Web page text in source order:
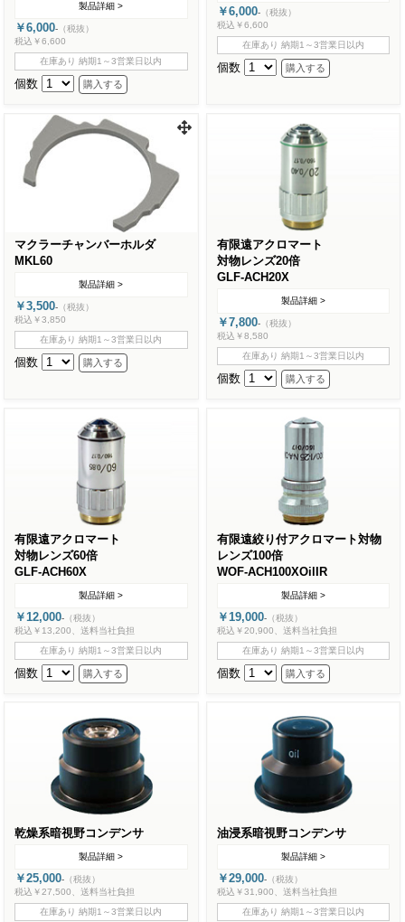
製品詳細 >
￥6,000- （税抜）
税込￥6,600
在庫あり 納期1～3営業日以内
個数
￥6,000- （税抜）
税込￥6,600
在庫あり 納期1～3営業日以内
個数
マクラーチャンバーホルダ
MKL60
製品詳細 >
￥3,500- （税抜）
税込￥3,850
在庫あり 納期1～3営業日以内
個数
有限遠アクロマート
対物レンズ20倍
GLF-ACH20X
製品詳細 >
￥7,800- （税抜）
税込￥8,580
在庫あり 納期1～3営業日以内
個数
有限遠アクロマート
対物レンズ60倍
GLF-ACH60X
製品詳細 >
￥12,000- （税抜）
税込￥13,200、送料当社負担
在庫あり 納期1～3営業日以内
個数
有限遠絞り付アクロマート対物
レンズ100倍
WOF-ACH100XOilIR
製品詳細 >
￥19,000- （税抜）
税込￥20,900、送料当社負担
在庫あり 納期1～3営業日以内
個数
乾燥系暗視野コンデンサ
製品詳細 >
￥25,000- （税抜）
税込￥27,500、送料当社負担
在庫あり 納期1～3営業日以内
油浸系暗視野コンデンサ
製品詳細 >
￥29,000- （税抜）
税込￥31,900、送料当社負担
在庫あり 納期1～3営業日以内